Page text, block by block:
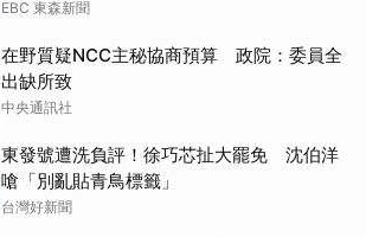
EBC 東森新聞
在野質疑NCC主秘協商預算 政院：委員全
出缺所致
中央通訊社
東發號遭洗負評！徐巧芯扯大罷免 沈伯洋
嗆「別亂貼青鳥標籤」
台灣好新聞